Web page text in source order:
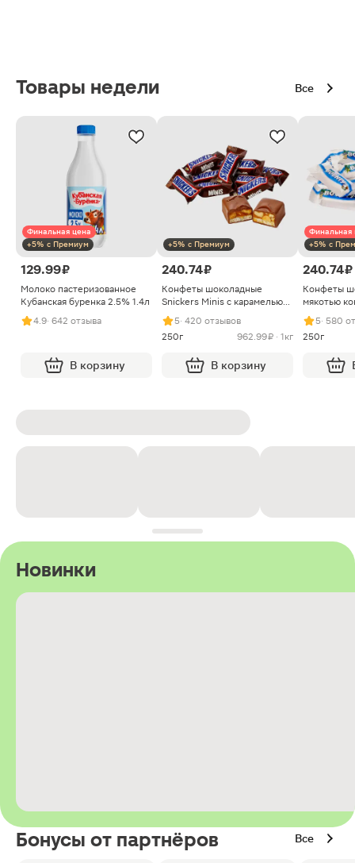
Товары недели Все
Финальная цена
+5% с Премиум
129.99 ₽
Молоко пастеризованное
Кубанская буренка 2.5% 1.4л
4.9· 642 отзыва
В корзину
+5% с Премиум
240.74 ₽
Конфеты шоколадные
Snickers Minis с карамелью
арахисом и нугой
5· 420 отзывов
250г
962.99 ₽ · 1кг
В корзину
Финальная
+5% с
240.74 ₽
Конфеты
мякотью
5· 580
250г
Новинки
Бонусы от партнёров Все